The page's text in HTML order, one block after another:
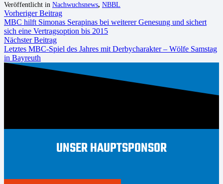
Veröffentlicht in Nachwuchsnews, NBBL
Vorheriger Beitrag
MBC hilft Simonas Serapinas bei weiterer Genesung und sichert
sich eine Vertragsoption bis 2015
Nächster Beitrag
Letztes MBC-Spiel des Jahres mit Derbycharakter – Wölfe Samstag
in Bayreuth
UNSER HAUPTSPONSOR